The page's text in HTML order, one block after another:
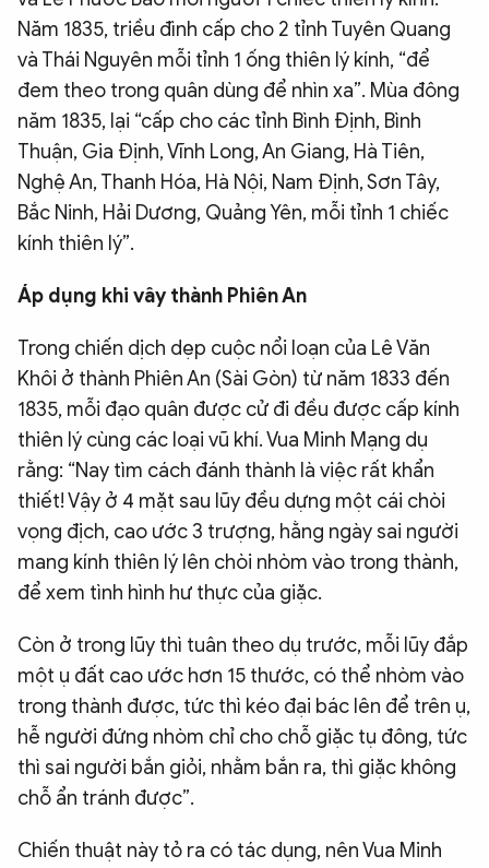
Năm 1835, triều đình cấp cho 2 tỉnh Tuyên Quang
và Thái Nguyên mỗi tỉnh 1 ống thiên lý kính, “để
đem theo trong quân dùng để nhìn xa”. Mùa đông
năm 1835, lại “cấp cho các tỉnh Bình Định, Bình
Thuận, Gia Định, Vĩnh Long, An Giang, Hà Tiên,
Nghệ An, Thanh Hóa, Hà Nội, Nam Định, Sơn Tây,
Bắc Ninh, Hải Dương, Quảng Yên, mỗi tỉnh 1 chiếc
kính thiên lý”.
Áp dụng khi vây thành Phiên An
Trong chiến dịch dẹp cuộc nổi loạn của Lê Văn
Khôi ở thành Phiên An (Sài Gòn) từ năm 1833 đến
1835, mỗi đạo quân được cử đi đều được cấp kính
thiên lý cùng các loại vũ khí. Vua Minh Mạng dụ
rằng: “Nay tìm cách đánh thành là việc rất khẩn
thiết! Vậy ở 4 mặt sau lũy đều dựng một cái chòi
vọng địch, cao ước 3 trượng, hằng ngày sai người
mang kính thiên lý lên chòi nhòm vào trong thành,
để xem tình hình hư thực của giặc.
Còn ở trong lũy thì tuân theo dụ trước, mỗi lũy đắp
một ụ đất cao ước hơn 15 thước, có thể nhòm vào
trong thành được, tức thì kéo đại bác lên để trên ụ,
hễ người đứng nhòm chỉ cho chỗ giặc tụ đông, tức
thì sai người bắn giỏi, nhằm bắn ra, thì giặc không
chỗ ẩn tránh được”.
Chiến thuật này tỏ ra có tác dụng, nên Vua Minh